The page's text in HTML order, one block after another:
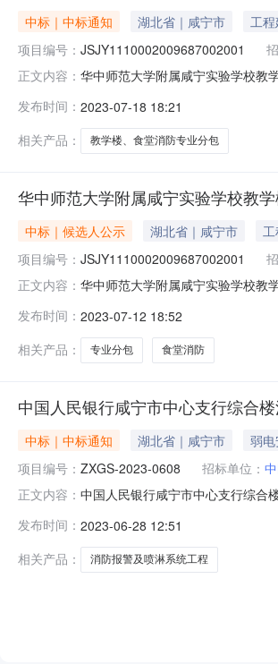
中标｜中标通知 湖北省｜咸宁市 工
项目编号： JSJY1110002009687002001
正文内容： 华中师范大学附属咸宁实验学校教
(媒介名称)发布评标结果公示，公
限
发布时间： 2023-07-18 18:21
相关产品：
教学楼、食堂消防专业分包
华中师范大学附属咸宁实验学校教
中标｜候选人公示 湖北省｜咸宁市
项目编号： JSJY1110002009687002001
正文内容： 华中师范大学附属咸宁实验学校教
城发电子交易平台(媒介名称)发布
的评标
发布时间： 2023-07-12 18:52
相关产品：
专业分包 食堂消防
中国人民银行咸宁市中心支行综合
中标｜中标通知 湖北省｜咸宁市 弱
项目编号： ZXGS-2023-0608 招标单位：
正文内容： 中国人民银行咸宁市中心支行综合
43.0000000（万元）四、主要标
淋系统工程中国
发布时间： 2023-06-28 12:51
相关产品：
消防报警及喷淋系统工程